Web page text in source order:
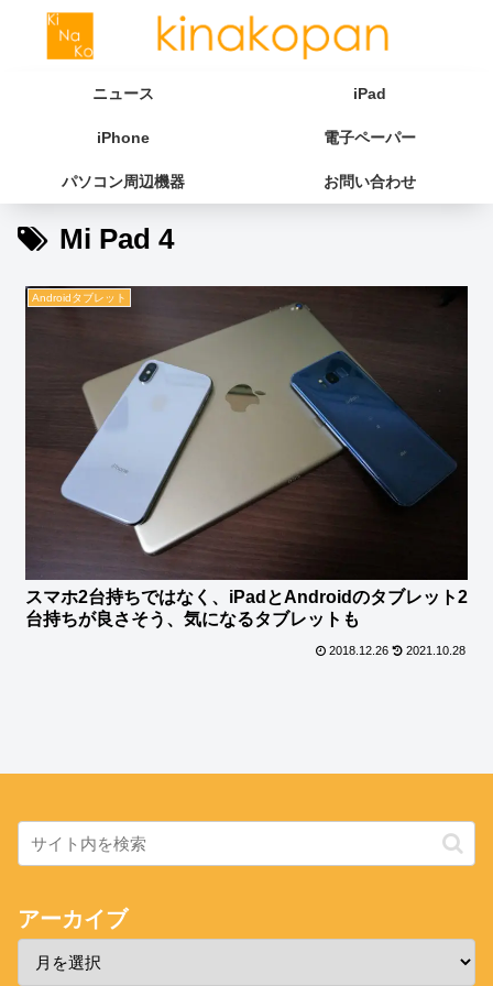
ニュース iPad
iPhone 電子ペーパー
パソコン周辺機器 お問い合わせ
Mi Pad 4
Androidタブレット
スマホ2台持ちではなく、iPadとAndroidのタブレット2
台持ちが良さそう、気になるタブレットも
2018.12.26 2021.10.28
アーカイブ